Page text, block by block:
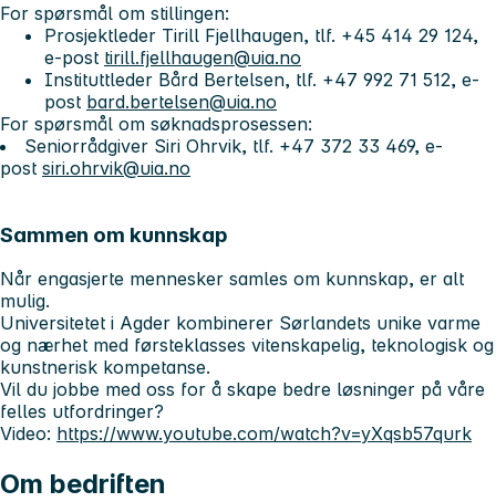
For spørsmål om stillingen:
Prosjektleder Tirill Fjellhaugen, tlf. +45 414 29 124,
e-post tirill.fjellhaugen@uia.no
Instituttleder Bård Bertelsen, tlf. +47 992 71 512, e-
post bard.bertelsen@uia.no
For spørsmål om søknadsprosessen:
Seniorrådgiver Siri Ohrvik, tlf. +47 372 33 469, e-
post siri.ohrvik@uia.no
Sammen om kunnskap
Når engasjerte mennesker samles om kunnskap, er alt
mulig.
Universitetet i Agder kombinerer Sørlandets unike varme
og nærhet med førsteklasses vitenskapelig, teknologisk og
kunstnerisk kompetanse.
Vil du jobbe med oss for å skape bedre løsninger på våre
felles utfordringer?
Video: https://www.youtube.com/watch?v=yXqsb57qurk
Om bedriften